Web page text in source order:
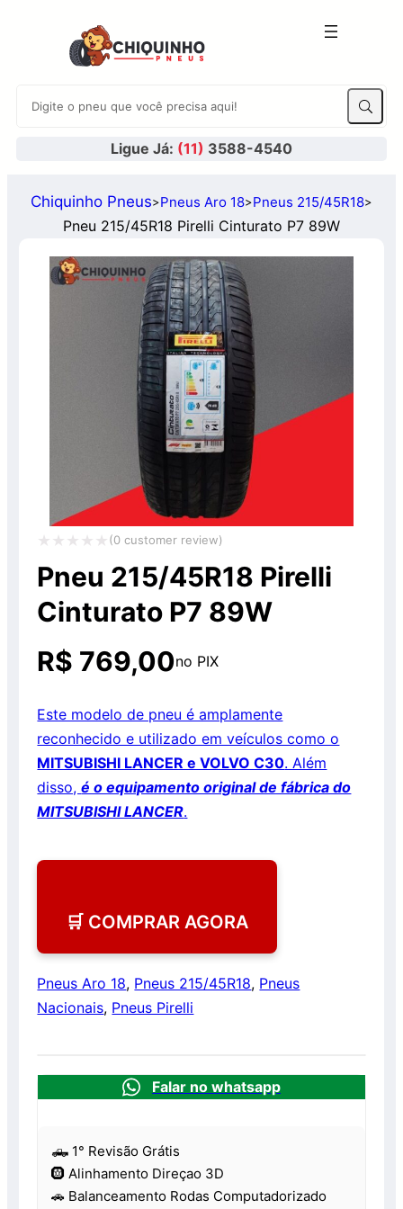
Ligue Já: (11) 3588-4540
Chiquinho Pneus>Pneus Aro 18>Pneus 215/45R18>
Pneu 215/45R18 Pirelli Cinturato P7 89W
Avaliação
0
de
(0 customer review)
Pneu 215/45R18 Pirelli
Cinturato P7 89W
R$ 769,00no PIX
Este modelo de pneu é amplamente
reconhecido e utilizado em veículos como o
MITSUBISHI LANCER e VOLVO C30. Além
disso,é o equipamento original de fábrica do
MITSUBISHI LANCER.
🛒 COMPRAR AGORA
Pneus Aro 18, Pneus 215/45R18, Pneus
Nacionais, Pneus Pirelli
Falar no whatsapp
🛻 1° Revisão Grátis
🛞 Alinhamento Direçao 3D
🚗 Balanceamento Rodas Computadorizado